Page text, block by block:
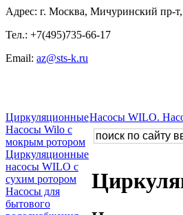
Адрес: г. Москва, Мичуринский пр-
Тел.: +7(495)735-66-17
Email: az@sts-k.ru
Циркуляционные
Насосы Wilo с
мокрым ротором
Циркуляционные
насосы WILO с
сухим ротором
Насосы для
бытового
Насосы WILO.